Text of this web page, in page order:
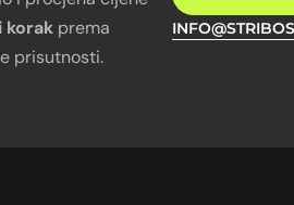
korakprema
prisutnosti.